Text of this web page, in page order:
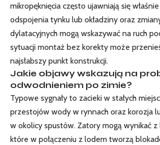
mikropęknięcia często ujawniają się
odspojenia tynku lub okładziny oraz
dylatacyjnych mogą wskazywać na ruch
sytuacji montaż bez korekty może
najsłabszy punkt konstrukcji.
Jakie objawy wskazują na
odwodnieniem po zimie?
Typowe sygnały to zacieki w stałych
przestojów wody w rynnach oraz korozja
w okolicy spustów. Zatory mogą wynikać z
które w połączeniu z lodem tworzą